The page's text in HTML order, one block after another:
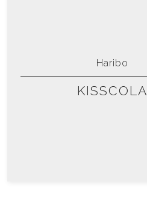
Haribo
KISSCOLA